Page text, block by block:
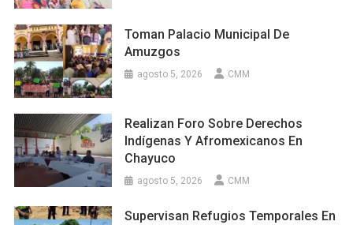
Toman Palacio Municipal De
Amuzgos
agosto 5, 2026 CMM
Realizan Foro Sobre Derechos
Indígenas Y Afromexicanos En
Chayuco
agosto 5, 2026 CMM
Supervisan Refugios Temporales En